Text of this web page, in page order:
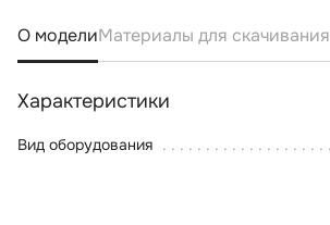
О моделиМатериалы для скачивания
Характеристики
Вид оборудования